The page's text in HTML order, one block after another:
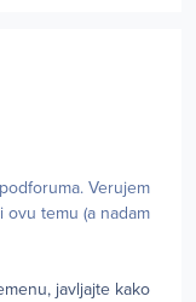
Verujem
temu (a nadam
javljajte kako